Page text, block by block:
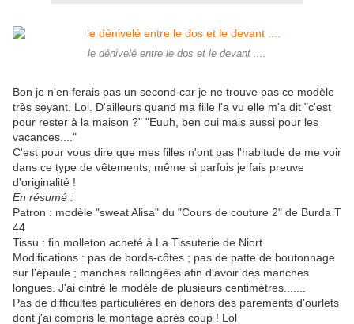
le dénivelé entre le dos et le devant ....
Bon je n'en ferais pas un second car je ne trouve pas ce modèle
très seyant, Lol. D'ailleurs quand ma fille l'a vu elle m'a dit "c'est
pour rester à la maison ?" "Euuh, ben oui mais aussi pour les
vacances...."
C'est pour vous dire que mes filles n'ont pas l'habitude de me voir
dans ce type de vêtements, même si parfois je fais preuve
d'originalité !
En résumé :
Patron : modèle "sweat Alisa" du "Cours de couture 2" de Burda T
44
Tissu : fin molleton acheté à La Tissuterie de Niort
Modifications : pas de bords-côtes ; pas de patte de boutonnage
sur l'épaule ; manches rallongées afin d'avoir des manches
longues. J'ai cintré le modèle de plusieurs centimètres.......
Pas de difficultés particulières en dehors des parements d'ourlets
dont j'ai compris le montage après coup ! Lol